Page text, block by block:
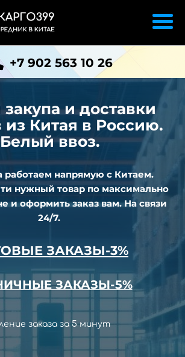
+7 902 563 10 26
закупа и доставки
из Китая в Россию.
Белый ввоз.
работаем напрямую с Китаем.
нужный товар по максимально
и оформить заказ вам. На связи
24/7.
ЗАКАЗЫ-3%
ЗАКАЗЫ-5%
заказа за 5 минут